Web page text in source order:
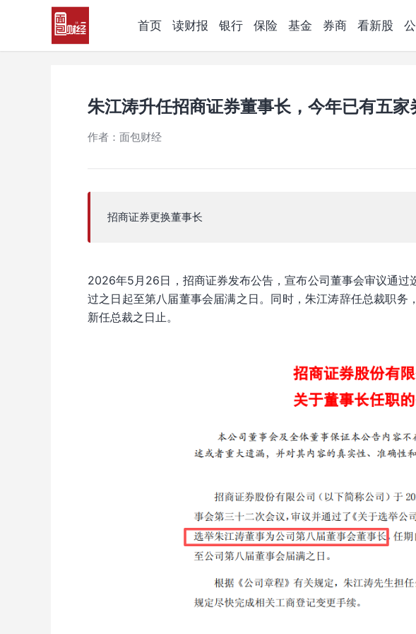
首页 读财报 银行 保险 基金 券商 看新股
朱江涛升任招商证券董事长，今年已有五家
作者：面包财经
招商证券更换董事长
2026年5月26日，招商证券发布公告，宣布公司董事会审议通过
过之日起至第八届董事会届满之日。同时，朱江涛辞任总裁职
新任总裁之日止。